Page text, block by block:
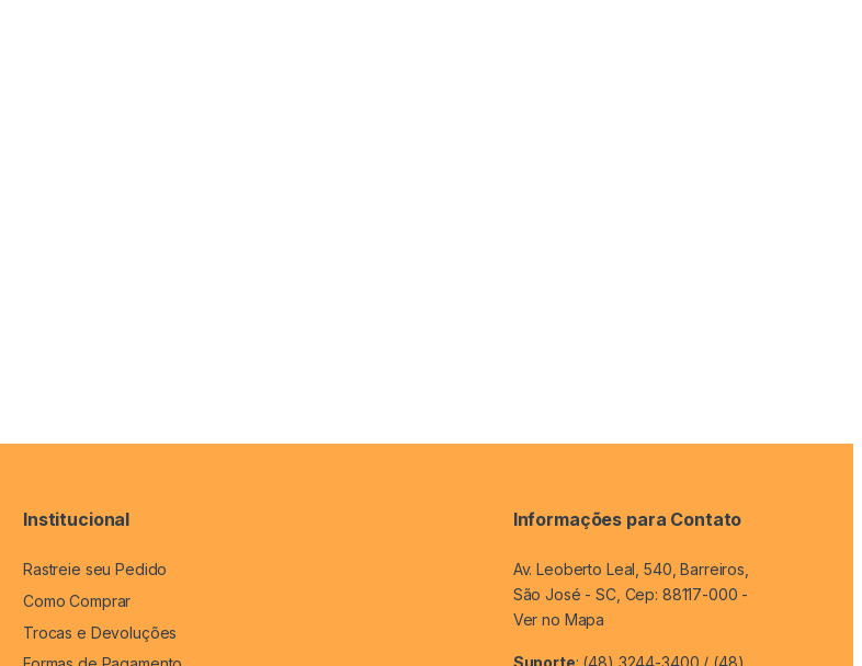
Institucional
Rastreie seu Pedido
Como Comprar
Trocas e Devoluções
Informações para Contato
Av. Leoberto Leal, 540, Barreiros,
São José - SC, Cep: 88117-000 -
Ver no Mapa